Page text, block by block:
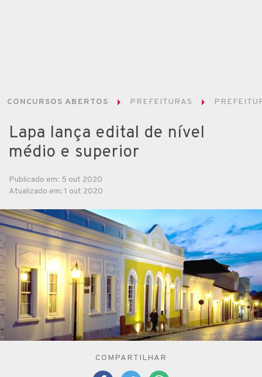
CONCURSOS ABERTOS PREFEITURAS
Lapa lança edital de nível
médio e superior
Publicado em: 5 out 2020
Atualizado em: 1 out 2020
COMPARTILHAR